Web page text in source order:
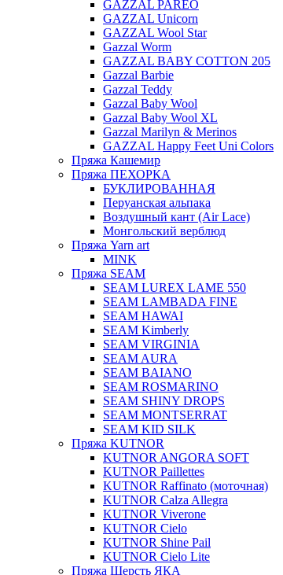
GAZZAL PAREO
GAZZAL Unicorn
GAZZAL Wool Star
Gazzal Worm
GAZZAL BABY COTTON 205
Gazzal Barbie
Gazzal Teddy
Gazzal Baby Wool
Gazzal Baby Wool XL
Gazzal Marilyn & Merinos
GAZZAL Happy Feet Uni Colors
Пряжа Кашемир
Пряжа ПЕХОРКА
БУКЛИРОВАННАЯ
Перуанская альпака
Воздушный кант (Air Lace)
Монгольский верблюд
Пряжа Yarn art
MINK
Пряжа SEAM
SEAM LUREX LAME 550
SEAM LAMBADA FINE
SEAM HAWAI
SEAM Kimberly
SEAM VIRGINIA
SEAM AURA
SEAM BAIANO
SEAM ROSMARINO
SEAM SHINY DROPS
SEAM MONTSERRAT
SEAM KID SILK
Пряжа KUTNOR
KUTNOR ANGORA SOFT
KUTNOR Paillettes
KUTNOR Raffinato (моточная)
KUTNOR Calza Allegra
KUTNOR Viverone
KUTNOR Cielo
KUTNOR Shine Pail
KUTNOR Cielo Lite
Пряжа Шерсть ЯКА